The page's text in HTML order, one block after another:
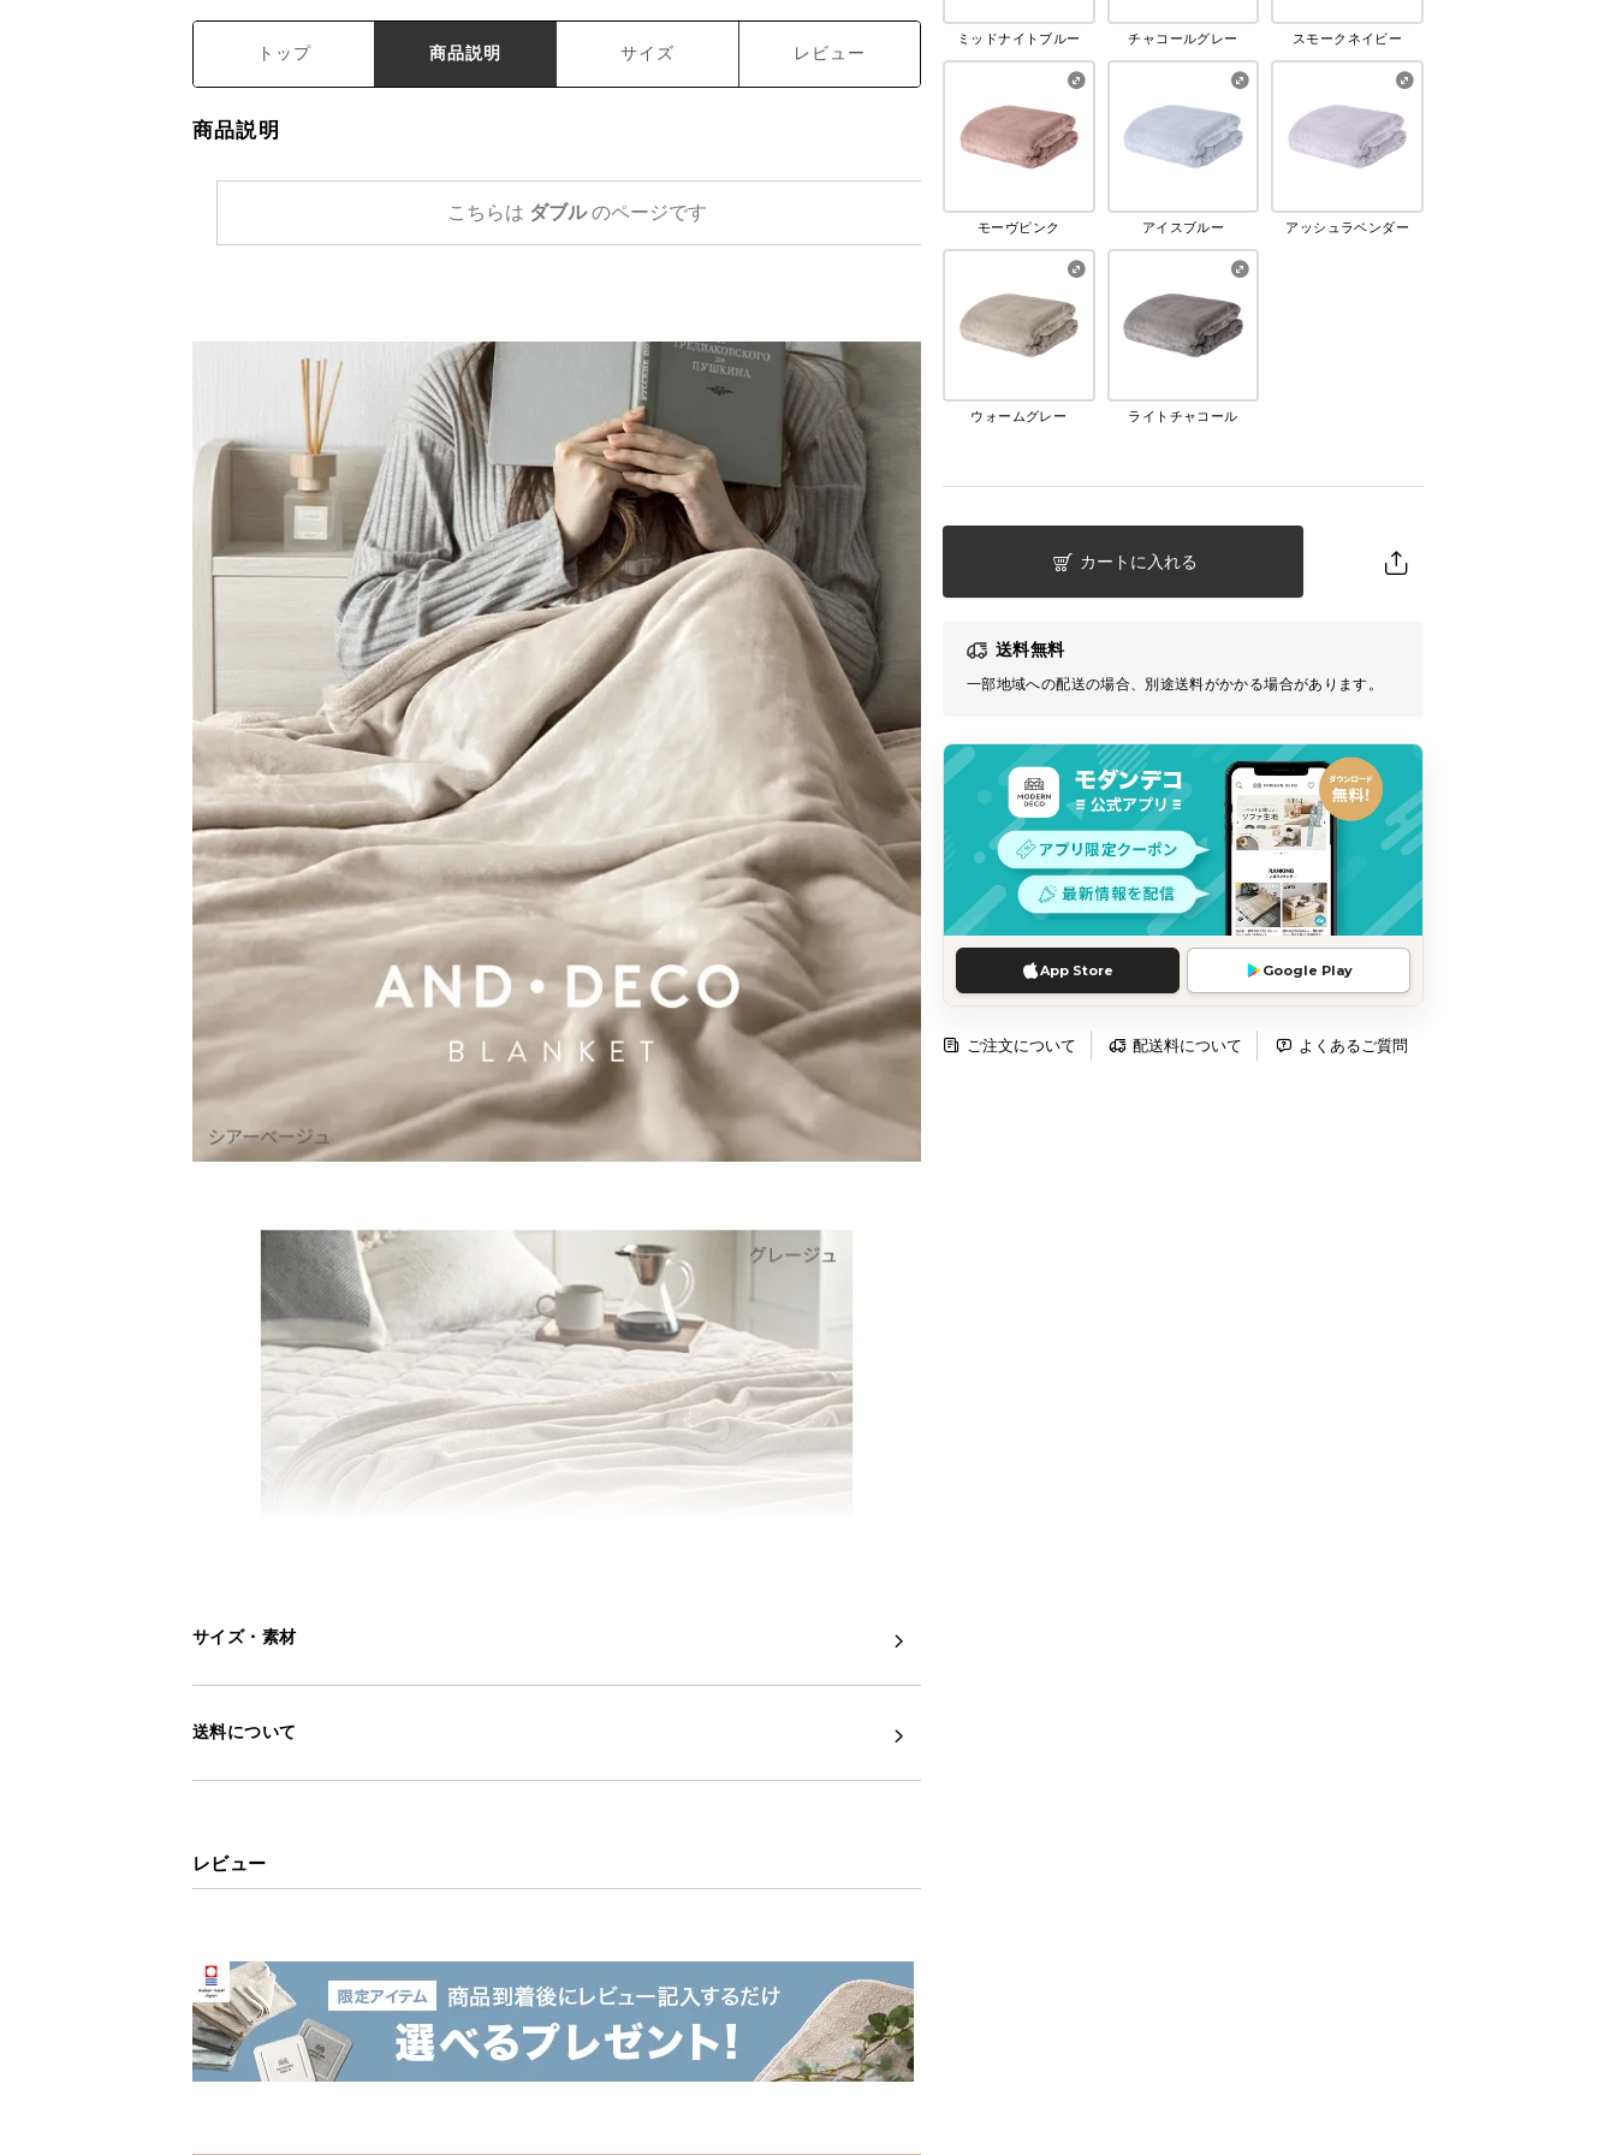
ミッドナイトブルー チャコールグレー スモークネイビー
モーヴピンク アイスブルー アッシュラベンダー
ウォームグレー ライトチャコール
カートに入れる
送料無料
一部地域への配送の場合、別途送料がかかる場合があります。
App Store Google Play
ご注文について 配送料について よくあるご質問
トップ 商品説明 サイズ レビュー
商品説明
こちらは ダブルのページです
サイズ・素材
送料について
レビュー